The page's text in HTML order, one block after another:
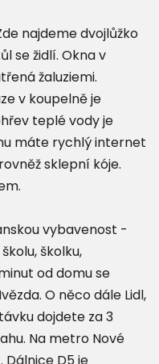
najdeme dvojlůžko
se židlí. Okna v
žaluziemi.
v koupelně je
teplé vody je
máte rychlý internet
sklepní kóje.
vybavenost -
školku,
od domu se
O něco dále Lidl,
dojdete za 3
Na metro Nové
Dálnice D5 je